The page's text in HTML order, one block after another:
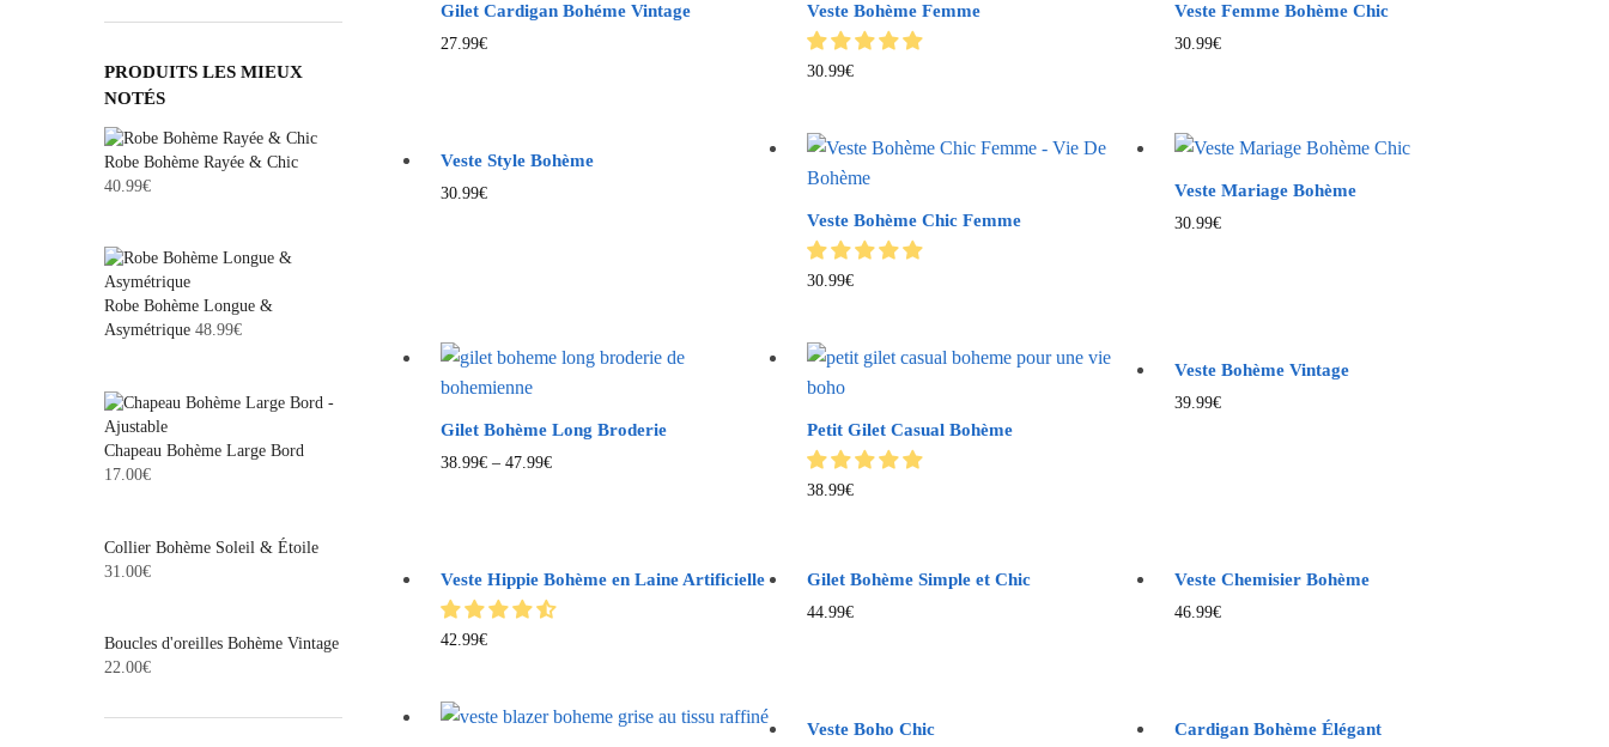
Gilet Cardigan Bohéme Vintage
27.99€
Veste Bohème Femme
30.99€
Veste Femme Bohème Chic
30.99€
Veste Style Bohème
30.99€
Veste Bohème Chic Femme
30.99€
Veste Mariage Bohème
30.99€
Gilet Bohème Long Broderie
38.99€– 47.99€
Petit Gilet Casual Bohème
38.99€
Veste Bohème Vintage
39.99€
Veste Hippie Bohème en Laine Artificielle
42.99€
Gilet Bohème Simple et Chic
44.99€
Veste Chemisier Bohème
46.99€
Veste Boho Chic Cardigan Bohème Élégant
PRODUITS LES MIEUX
NOTÉS
Robe Bohème Rayée & Chic
40.99€
Robe Bohème Longue &
Asymétrique 48.99€
Chapeau Bohème Large Bord
17.00€
Collier Bohème Soleil & Étoile
31.00€
Boucles d'oreilles Bohème Vintage
22.00€